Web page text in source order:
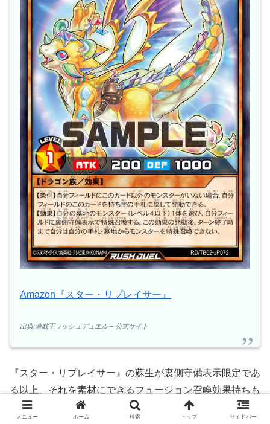
Amazon『スター・リプレイサー』
出典:遊戯王ラッシュデュエル – 公式サイト
『スター・リプレイサー』の蘇生が裏側守備表示限定であ
る以上、それを素材にできるフュージョン召喚効果持ちも
存在しそうですね。
メニュー ホーム 検索 トップ サイドバー